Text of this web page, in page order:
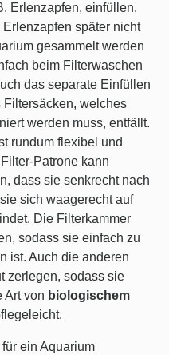
Erlenzapfen, einfüllen.
später nicht
gesammelt werden
beim Filterwaschen
das separate Einfüllen
welches
werden muss, entfällt.
rundum flexibel und
Patrone kann
dass sie senkrecht nach
sich waagerecht auf
Die Filterkammer
sodass sie einfach zu
ist. Auch die anderen
zerlegen, sodass sie
Art von biologischem
ein Aquarium